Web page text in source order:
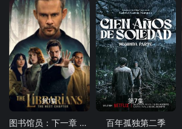
第1集
图书馆员：下一章 第二季
第7集
百年孤独第二季